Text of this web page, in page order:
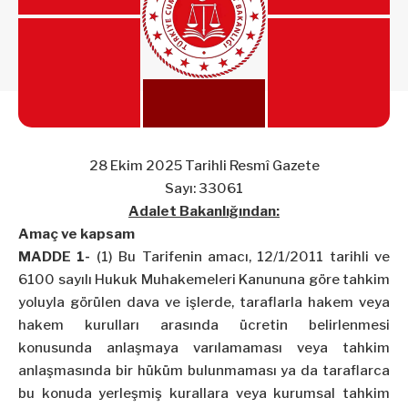
28 Ekim 2025 Tarihli Resmî Gazete
Sayı: 33061
Adalet Bakanlığından:
Amaç ve kapsam
MADDE 1- (1) Bu Tarifenin amacı, 12/1/2011 tarihli ve
6100 sayılı Hukuk Muhakemeleri Kanununa göre tahkim
yoluyla görülen dava ve işlerde, taraflarla hakem veya
hakem kurulları arasında ücretin belirlenmesi
konusunda anlaşmaya varılamaması veya tahkim
anlaşmasında bir hüküm bulunmaması ya da taraflarca
bu konuda yerleşmiş kurallara veya kurumsal tahkim